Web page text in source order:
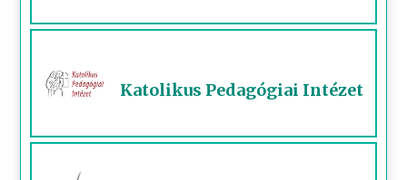
Katolikus Pedagógiai Intézet